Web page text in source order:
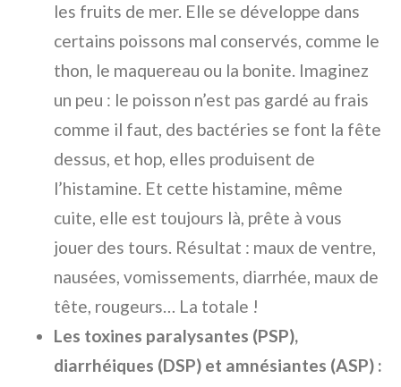
les fruits de mer. Elle se développe dans
certains poissons mal conservés, comme le
thon, le maquereau ou la bonite. Imaginez
un peu : le poisson n’est pas gardé au frais
comme il faut, des bactéries se font la fête
dessus, et hop, elles produisent de
l’histamine. Et cette histamine, même
cuite, elle est toujours là, prête à vous
jouer des tours. Résultat : maux de ventre,
nausées, vomissements, diarrhée, maux de
tête, rougeurs… La totale !
Les toxines paralysantes (PSP),
diarrhéiques (DSP) et amnésiantes (ASP) :